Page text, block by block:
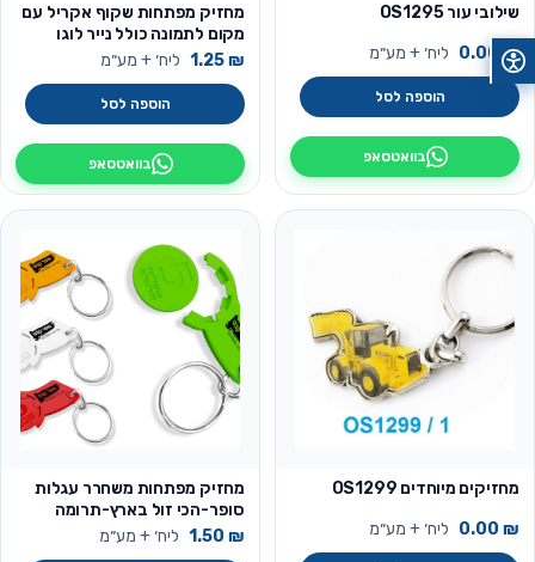
שילובי עור OS1295
0.00₪ ליח׳ + מע״מ
הוספה לסל
בוואטסאפ
מחזיק מפתחות שקוף אקריל עם
מקום לתמונה כולל נייר לוגו
ותרומה לקהילה
1.25₪ ליח׳ + מע״מ
הוספה לסל
בוואטסאפ
מחזיקים מיוחדים OS1299
0.00 ₪ ליח׳ + מע״מ
מחזיק מפתחות משחרר עגלות
סופר-הכי זול בארץ-תרומה
לקהילה
1.50 ₪ ליח׳ + מע״מ